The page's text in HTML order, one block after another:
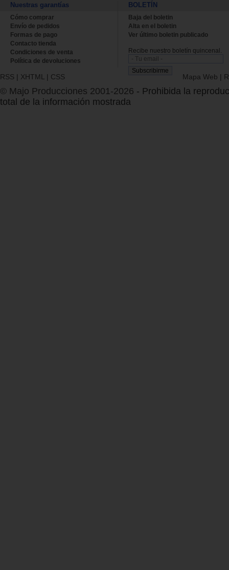
Nuestras garantías
Cómo comprar
Envío de pedidos
Formas de pago
Contacto tienda
Condiciones de venta
Política de devoluciones
BOLETÍN
Baja del boletin
Alta en el boletin
Ver último boletin publicado
Recibe nuestro boletín quincenal.
RSS | XHTML | CSS Mapa Web |
© Majo Producciones 2001-2026 - Prohibida la
total de la información mostrada